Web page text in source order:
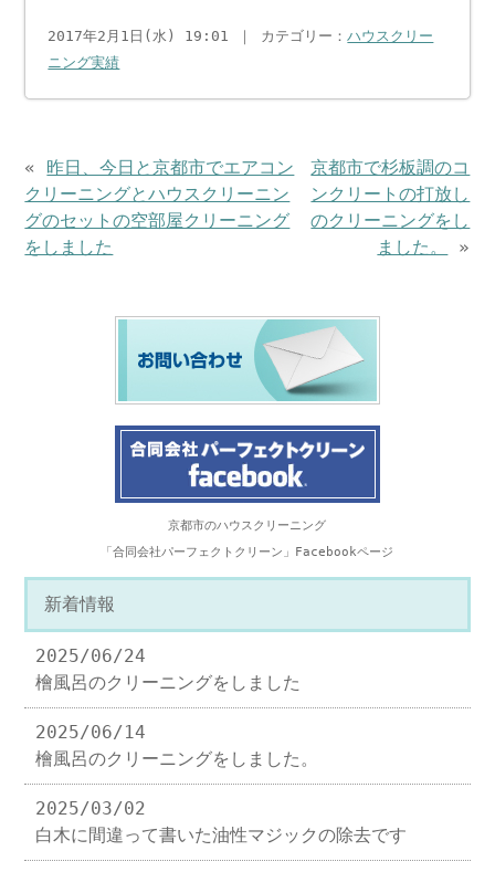
2017年2月1日(水) 19:01 ｜ カテゴリー：ハウスクリー
ニング実績
« 昨日、今日と京都市でエアコン
クリーニングとハウスクリーニン
グのセットの空部屋クリーニング
をしました
京都市で杉板調のコ
ンクリートの打放し
のクリーニングをし
ました。
»
京都市のハウスクリーニング
「合同会社パーフェクトクリーン」Facebookページ
新着情報
2025/06/24
檜風呂のクリーニングをしました
2025/06/14
檜風呂のクリーニングをしました。
2025/03/02
白木に間違って書いた油性マジックの除去です